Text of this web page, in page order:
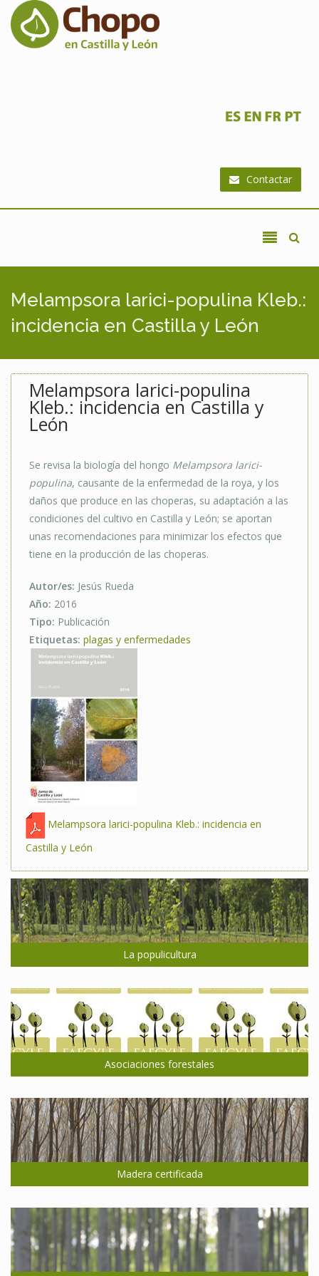
Ir al contenido principal
Contactar
Melampsora larici-populina Kleb.:
incidencia en Castilla y León
Melampsora larici-populina
Kleb.: incidencia en Castilla y
León
Se revisa la biología del hongo Melampsora larici-
populina, causante de la enfermedad de la roya, y los
daños que produce en las choperas, su adaptación a las
condiciones del cultivo en Castilla y León; se aportan
unas recomendaciones para minimizar los efectos que
tiene en la producción de las choperas.
Autor/es: Jesús Rueda
Año: 2016
Tipo: Publicación
Etiquetas: plagas y enfermedades
Melampsora larici-populina Kleb.: incidencia en
Castilla y León
La populicultura
Asociaciones forestales
Madera certificada